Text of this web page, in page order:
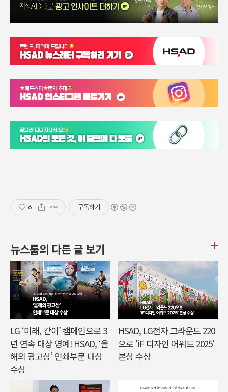
6 구독하기
뉴스룸의 다른 글 보기
LG ‘미래, 같이’ 캠페인으로 3
년 연속 대상 영예! HSAD, ‘올
해의 광고상’ 인쇄부문 대상
수상
HSAD, LG전자 그라운드 220
으로 'iF 디자인 어워드 2025’
본상 수상